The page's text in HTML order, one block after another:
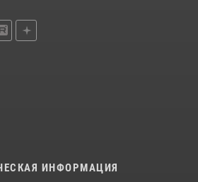
ИНФОРМАЦИЯ